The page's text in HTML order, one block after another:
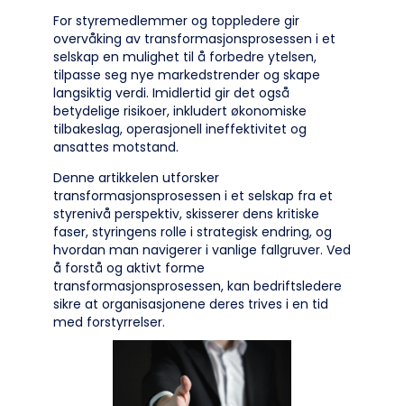
For styremedlemmer og toppledere gir
overvåking av transformasjonsprosessen i et
selskap en mulighet til å forbedre ytelsen,
tilpasse seg nye markedstrender og skape
langsiktig verdi. Imidlertid gir det også
betydelige risikoer, inkludert økonomiske
tilbakeslag, operasjonell ineffektivitet og
ansattes motstand.
Denne artikkelen utforsker
transformasjonsprosessen i et selskap fra et
styrenivå perspektiv, skisserer dens kritiske
faser, styringens rolle i strategisk endring, og
hvordan man navigerer i vanlige fallgruver. Ved
å forstå og aktivt forme
transformasjonsprosessen, kan bedriftsledere
sikre at organisasjonene deres trives i en tid
med forstyrrelser.